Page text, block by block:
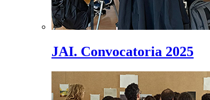
JAI. Convocatoria 2025